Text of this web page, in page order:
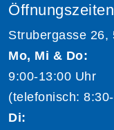
Strubergasse 26,
Mo, Mi & Do:
9:00-13:00 Uhr
(telefonisch:
Di: